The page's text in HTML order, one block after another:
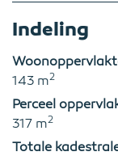
Indeling
143 m2
Perceel
317 m2
Totale